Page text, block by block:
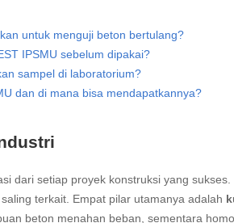
untuk menguji beton bertulang?
IPSMU sebelum dipakai?
sampel di laboratorium?
dan di mana bisa mendapatkannya?
dari setiap proyek konstruksi yang
terkait. Empat pilar utamanya adalah
beton menahan beban, sementara